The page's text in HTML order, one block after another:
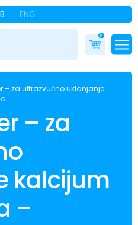
ENG
0
– za ultrazvučno uklanjanje
– za
kalcijum
–